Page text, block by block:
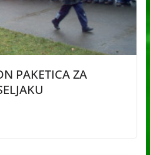
PAKETICA ZA